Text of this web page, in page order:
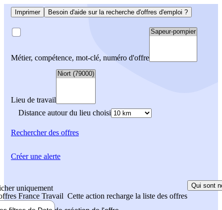
Imprimer Besoin d'aide sur la recherche d'offres d'emploi ?
Métier, compétence, mot-clé, numéro d'offre
Lieu de travail
Distance autour du lieu choisi
Rechercherdes offres
uniquement
France Travail Cette action recharge la liste des offres
Qui sont
Créer une alerte